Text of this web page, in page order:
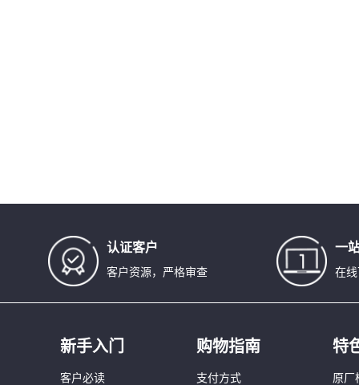
认证客户
客户资源，严格审查
一
在
新手入门
客户必读
购物指南
支付方式
特
原厂